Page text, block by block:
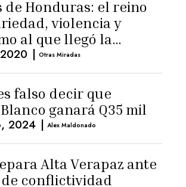
de Honduras: el reino
violencia y
al que llegó la
| Otras Miradas
falso decir que
ganará Q35 mil
2024 | Alex Maldonado
Alta Verapaz ante
de conflictividad